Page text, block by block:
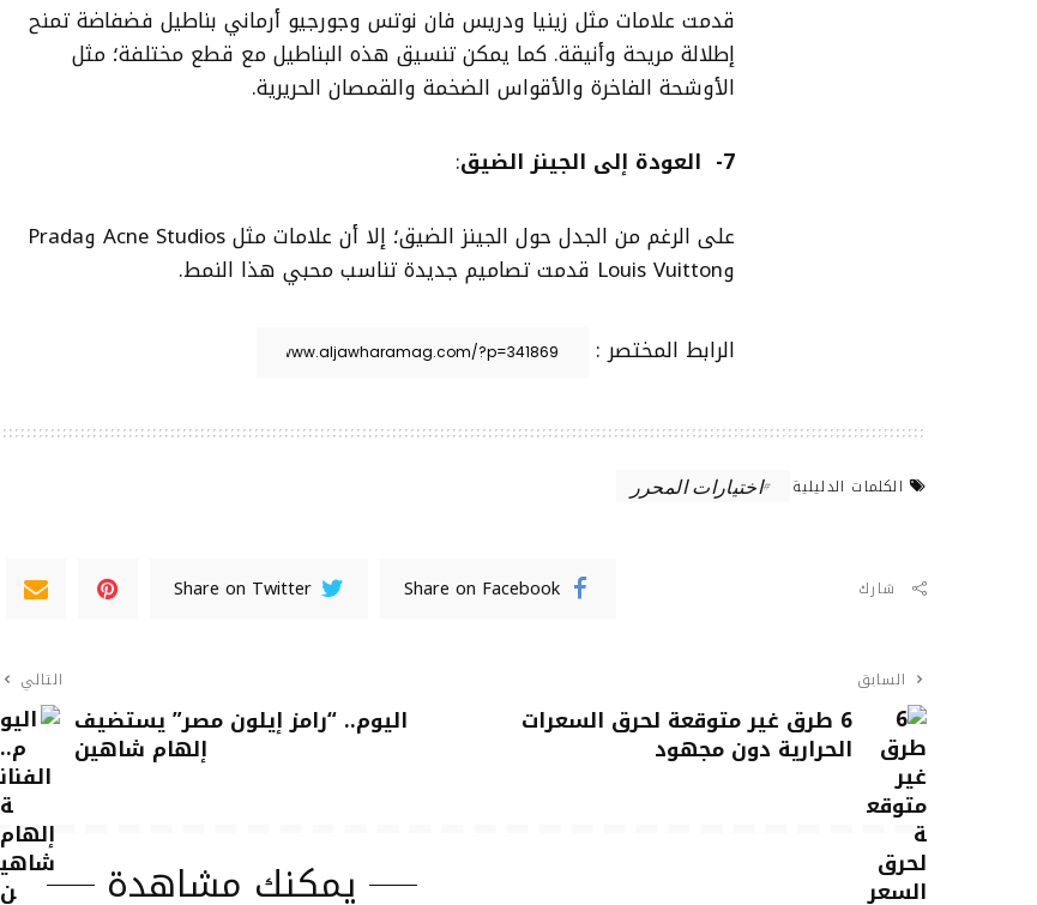
قدمت علامات مثل زينيا ودريس فان نوتس وجورجيو أرماني بناطيل فضفاضة تمنح
إطلالة مريحة وأنيقة. كما يمكن تنسيق هذه البناطيل مع قطع مختلفة؛ مثل
الأوشحة الفاخرة والأقواس الضخمة والقمصان الحريرية.
7- العودة إلى الجينز الضيق
:
على الرغم من الجدل حول الجينز الضيق؛ إلا أن علامات مثل Acne Studios وPrada
وLouis Vuitton قدمت تصاميم جديدة تناسب محبي هذا النمط.
الرابط المختصر :
الكلمات الدليلية اختيارات المحرر
شارك Share on Facebook
Share on Twitter
السابق
6 طرق غير متوقعة لحرق السعرات
الحرارية دون مجهود
التالي
اليوم.. “رامز إيلون مصر” يستضيف
إلهام شاهين
يمكنك مشاهدة